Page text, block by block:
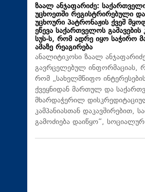
ზაალ ანჯაფარიძე:
უცხოეთში რეგისტრირებული და
უცხოური პატრონაჟის ქვეშ
ეწევა საქართველოს გაშავების
სუს-ს, რომ ადრე იყო საჭირო
ამაზე რეაგირება
ანალიტიკოსი ზაალ
გავრცელებულ ინფორმაციას,
რომ „სახელმწიფო
ქვეყნიდან მართულ და
მხარდაჭერილ
კამპანიასთან დაკავშირებით,
გამოძიება დაიწყო“, სოციალურ